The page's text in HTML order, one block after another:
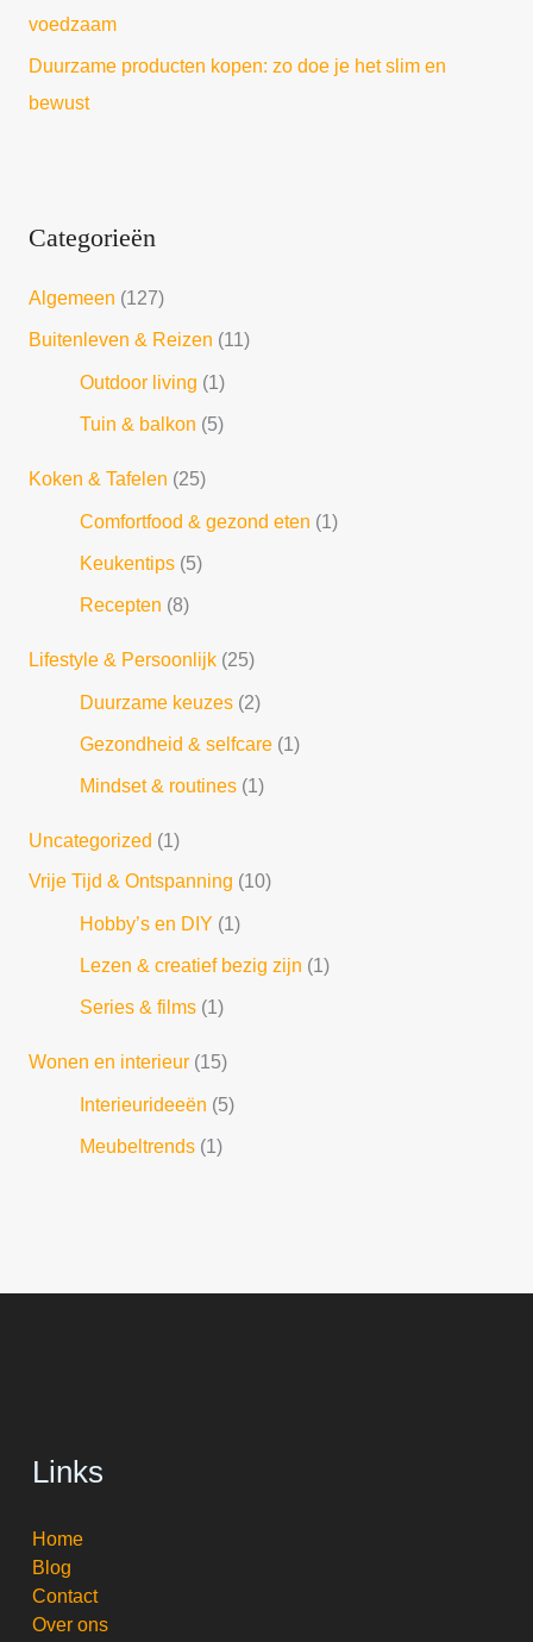
voedzaam
Duurzame producten kopen: zo doe je het slim en
bewust
Categorieën
Algemeen (127)
Buitenleven & Reizen (11)
Outdoor living (1)
Tuin & balkon (5)
Koken & Tafelen (25)
Comfortfood & gezond eten (1)
Keukentips (5)
Recepten (8)
Lifestyle & Persoonlijk(25)
Duurzame keuzes (2)
Gezondheid & selfcare (1)
Mindset & routines (1)
Uncategorized (1)
Vrije Tijd & Ontspanning (10)
Hobby’s en DIY (1)
Lezen & creatief bezig zijn (1)
Series & films (1)
Wonen en interieur(15)
Interieurideeën (5)
Meubeltrends (1)
Links
Home
Blog
Contact
Over ons